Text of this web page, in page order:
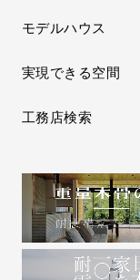
モデルハウス
実現できる空間
工務店検索